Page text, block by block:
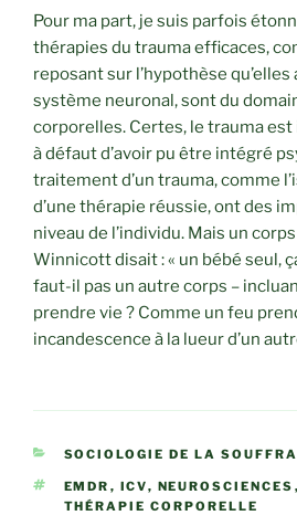
Pour ma part, je suis parfois
thérapies du trauma efficaces,
reposant sur l’hypothèse
système neuronal, sont du
corporelles. Certes, le trauma
à défaut d’avoir pu être intégré
traitement d’un trauma, comme
d’une thérapie réussie, ont des
niveau de l’individu. Mais un
Winnicott disait : « un bébé seul,
faut-il pas un autre corps –
prendre vie ? Comme un feu
incandescence à la lueur d’un
CATÉGORIES
SOCIOLOGIE DE LA
ÉTIQUETTES
EMDR , ICV, NEUROSCIENCES ,
THÉRAPIE CORPORELLE